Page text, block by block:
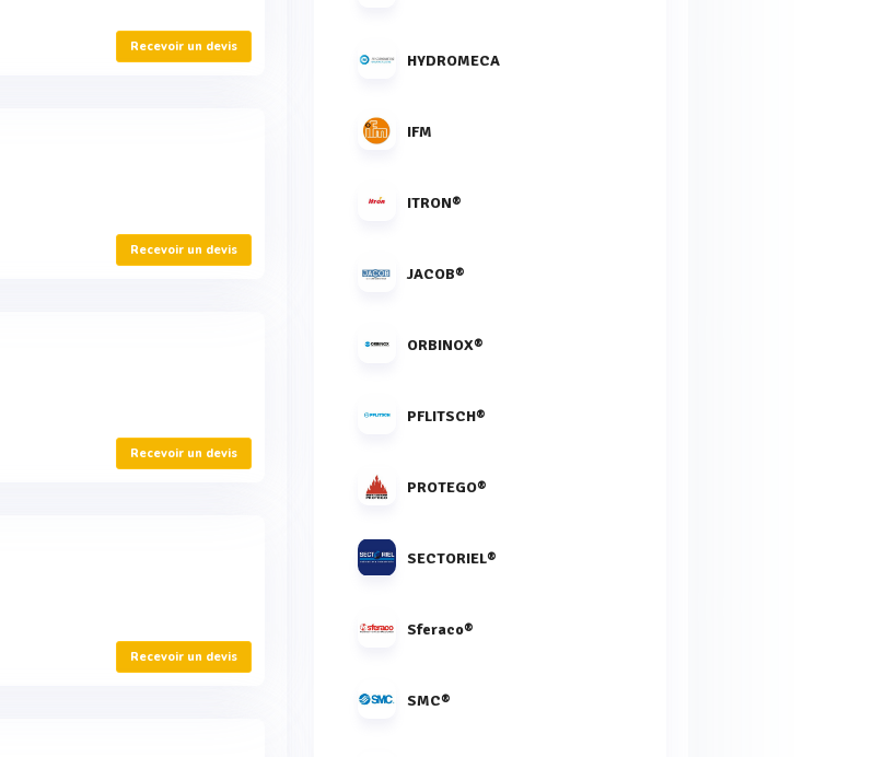
Recevoir un devis
Recevoir un devis
Recevoir un devis
Recevoir un devis
HYDROMECA
IFM
ITRON®
JACOB®
ORBINOX®
PFLITSCH®
PROTEGO®
SECTORIEL®
Sferaco®
SMC®